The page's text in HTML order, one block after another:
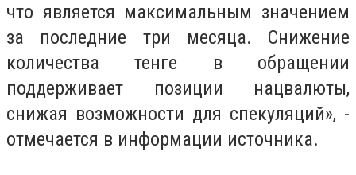
что является максимальным значением
за последние три месяца. Снижение
количества тенге в обращении
поддерживает позиции нацвалюты,
снижая возможности для спекуляций», -
отмечается в информации источника.